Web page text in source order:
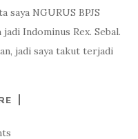
saya NGURUS BPJS
Indominus Rex. Sebal.
jadi saya takut terjadi